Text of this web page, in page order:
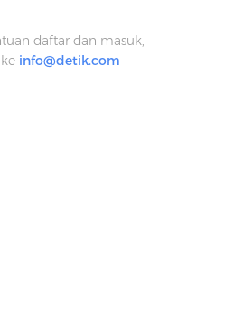
daftar dan masuk,
info@detik.com